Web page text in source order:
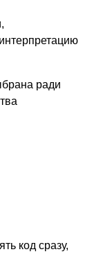
ради
код сразу,